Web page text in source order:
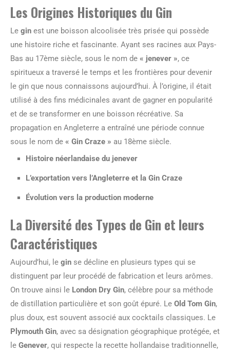
Les Origines Historiques du Gin
Le gin est une boisson alcoolisée très prisée qui possède
une histoire riche et fascinante. Ayant ses racines aux Pays-
Bas au 17ème siècle, sous le nom de « jenever », ce
spiritueux a traversé le temps et les frontières pour devenir
le gin que nous connaissons aujourd’hui. À l’origine, il était
utilisé à des fins médicinales avant de gagner en popularité
et de se transformer en une boisson récréative. Sa
propagation en Angleterre a entraîné une période connue
sous le nom de « Gin Craze » au 18ème siècle.
Histoire néerlandaise du jenever
L’exportation vers l’Angleterre et la Gin Craze
Évolution vers la production moderne
La Diversité des Types de Gin et leurs
Caractéristiques
Aujourd’hui, le gin se décline en plusieurs types qui se
distinguent par leur procédé de fabrication et leurs arômes.
On trouve ainsi le London Dry Gin, célèbre pour sa méthode
de distillation particulière et son goût épuré. Le Old Tom Gin,
plus doux, est souvent associé aux cocktails classiques. Le
Plymouth Gin, avec sa désignation géographique protégée, et
le Genever, qui respecte la recette hollandaise traditionnelle,